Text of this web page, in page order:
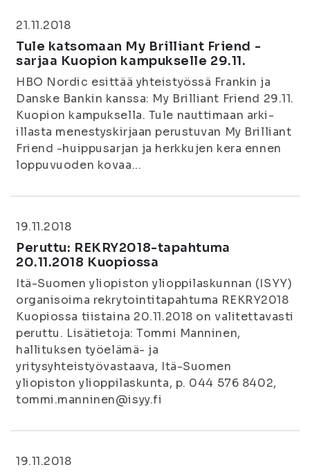
21.11.2018
Tule katsomaan My Brilliant Friend -
sarjaa Kuopion kampukselle 29.11.
HBO Nordic esittää yhteistyössä Frankin ja
Danske Bankin kanssa: My Brilliant Friend 29.11.
Kuopion kampuksella. Tule nauttimaan arki-
illasta menestyskirjaan perustuvan My Brilliant
Friend -huippusarjan ja herkkujen kera ennen
loppuvuoden kovaa...
19.11.2018
Peruttu: REKRY2018-tapahtuma
20.11.2018 Kuopiossa
Itä-Suomen yliopiston ylioppilaskunnan (ISYY)
organisoima rekrytointitapahtuma REKRY2018
Kuopiossa tiistaina 20.11.2018 on valitettavasti
peruttu. Lisätietoja: Tommi Manninen,
hallituksen työelämä- ja
yritysyhteistyövastaava, Itä-Suomen
yliopiston ylioppilaskunta, p. 044 576 8402,
tommi.manninen@isyy.fi
19.11.2018